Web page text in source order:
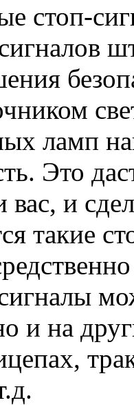
стоп-
ламп
Это
и
такие
и на